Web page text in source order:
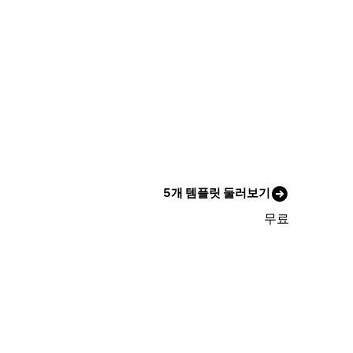
5개 템플릿 둘러보기
무료